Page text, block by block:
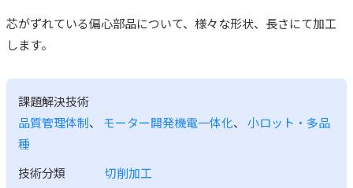
芯がずれている偏心部品について、様々な形状、長さにて加工
します。
課題解決技術
品質管理体制、 モーター開発機電一体化、 小ロット・多品
種
技術分類
切削加工